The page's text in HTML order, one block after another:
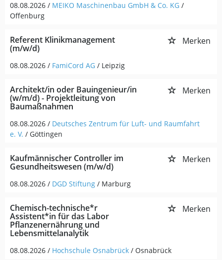
08.08.2026 / MEIKO Maschinenbau GmbH & Co. KG /
Offenburg
Referent Klinikmanagement
(m/w/d)
Merken
08.08.2026 / FamiCord AG / Leipzig
Architekt/in oder Bauingenieur/in
(w/m/d) - Projektleitung von
Baumaßnahmen
Merken
08.08.2026 / Deutsches Zentrum für Luft- und Raumfahrt
e. V. / Göttingen
Kaufmännischer Controller im
Gesundheitswesen (m/w/d)
Merken
08.08.2026 / DGD Stiftung / Marburg
Chemisch-technische*r
Assistent*in für das Labor
Pflanzenernährung und
Lebensmittelanalytik
Merken
08.08.2026 / Hochschule Osnabrück / Osnabrück